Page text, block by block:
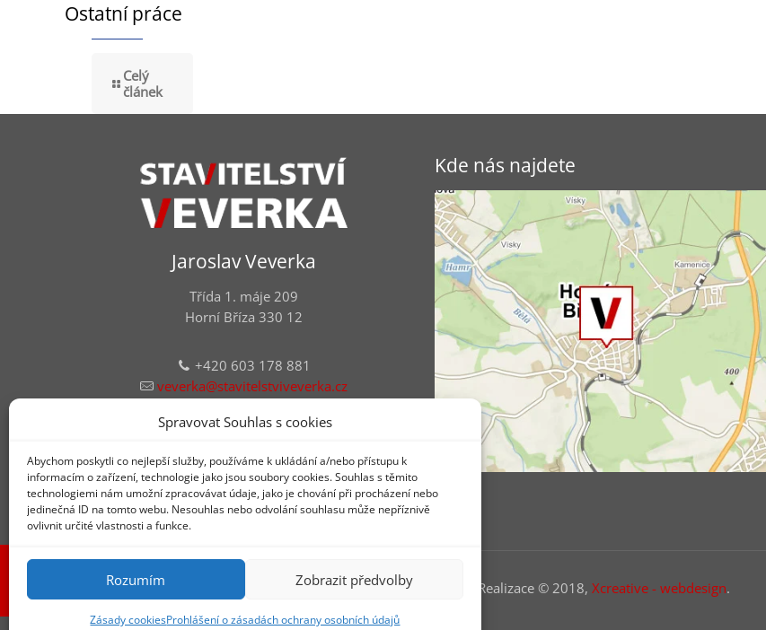
Spravovat Souhlas s cookies
Abychom poskytli co nejlepší služby, používáme k ukládání a/nebo přístupu k
informacím o zařízení, technologie jako jsou soubory cookies. Souhlas s těmito
technologiemi nám umožní zpracovávat údaje, jako je chování při procházení nebo
jedinečná ID na tomto webu. Nesouhlas nebo odvolání souhlasu může nepříznivě
ovlivnit určité vlastnosti a funkce.
Rozumím Zobrazit předvolby
Zásady cookiesProhlášení o zásadách ochrany osobních údajů
Ostatní práce
Celý
článek
Jaroslav Veverka
Třída 1. máje 209
Horní Bříza 330 12
+420 603 178 881
veverka@stavitelstviveverka.cz
době
IČ: 722 05 555
Kde nás najdete
Realizace © 2018, Xcreative - webdesign.